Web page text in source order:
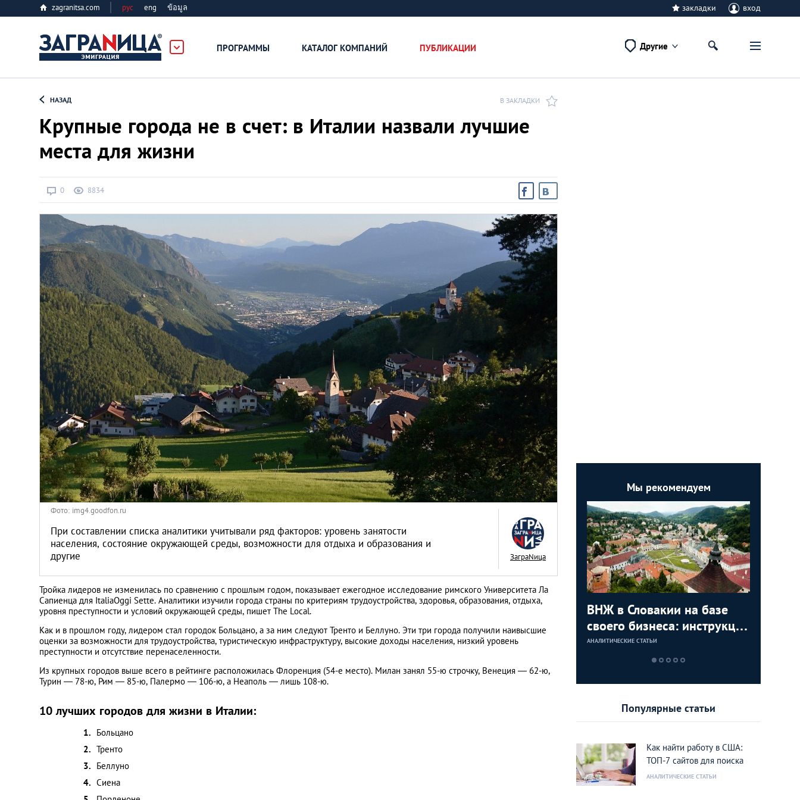
zagranitsa.com рус eng ข้อมูล закладки вход
ПРОГРАММЫ КАТАЛОГ КОМПАНИЙ ПУБЛИКАЦИИ
Все страны
Великобритания
Венгрия
Германия
Греция
Испания
Казахстан
Канада
Кипр
Латвия
Литва
Польша
Португалия
Россия
Словения
США
Другие
НАЗАД В ЗАКЛАДКИ
Крупные города не в счет: в Италии назвали лучшие
места для жизни
0 8834
Фото: img4.goodfon.ru
При составлении списка аналитики учитывали ряд факторов: уровень занятости
населения, состояние окружающей среды, возможности для отдыха и образования и
другие
ЗаграNица
Тройка лидеров не изменилась по сравнению с прошлым годом, показывает ежегодное исследование римского Университета Ла
Сапиенца для ItaliaOggi Sette. Аналитики изучили города страны по критериям трудоустройства, здоровья, образования, отдыха,
уровня преступности и условий окружающей среды, пишет The Local.
Как и в прошлом году, лидером стал городок Больцано, а за ним следуют Тренто и Беллуно. Эти три города получили наивысшие
оценки за возможности для трудоустройства, туристическую инфраструктуру, высокие доходы населения, низкий уровень
преступности и отсутствие перенаселенности.
Из крупных городов выше всего в рейтинге расположилась Флоренция (54-е место). Милан занял 55-ю строчку, Венеция — 62-ю,
Турин — 78-ю, Рим — 85-ю, Палермо — 106-ю, а Неаполь — лишь 108-ю.
10 лучших городов для жизни в Италии:
Больцано
Тренто
Беллуно
Сиена
Мы рекомендуем
ВНЖ в Словакии на базе
своего бизнеса: инструкция
для граждан СНГ
АНАЛИТИЧЕСКИЕ СТАТЬИ
Как открыть бизнес в
Словакии: процедура для
иностранцев
АНАЛИТИЧЕСКИЕ СТАТЬИ
Популярные статьи
Как найти работу в США:
ТОП-7 сайтов для поиска
АНАЛИТИЧЕСКИЕ СТАТЬИ